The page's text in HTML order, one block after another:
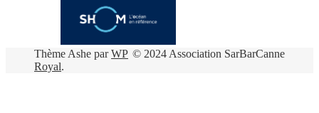
© 2024 Association SarBarCanne
Thème Ashe parWP
Royal.